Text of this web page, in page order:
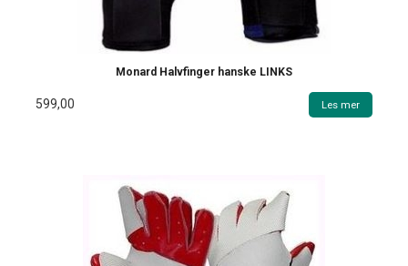
Monard Halvfinger hanske LINKS
599,00 Les mer